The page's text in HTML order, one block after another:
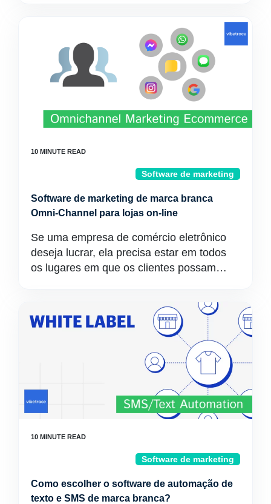
Software de marketing
Software de marketing de marca branca
Omni-Channel para lojas on-line
Se uma empresa de comércio eletrônico
deseja lucrar, ela precisa estar em todos
os lugares em que os clientes possam…
Software de marketing
Como escolher o software de automação de
texto e SMS de marca branca?